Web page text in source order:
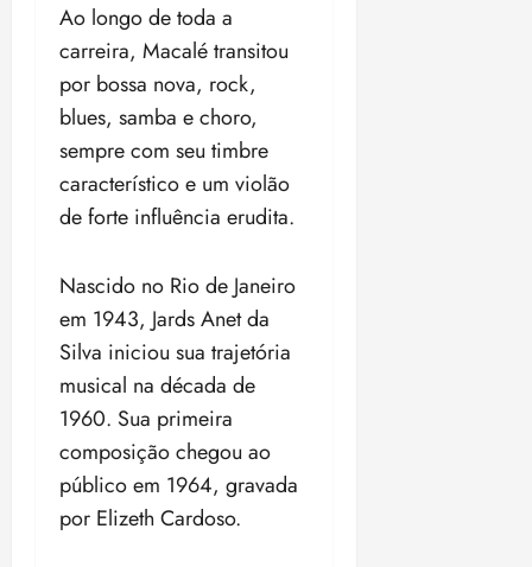
Ao longo de toda a
carreira, Macalé transitou
por bossa nova, rock,
blues, samba e choro,
sempre com seu timbre
característico e um violão
de forte influência erudita.
Nascido no Rio de Janeiro
em 1943, Jards Anet da
Silva iniciou sua trajetória
musical na década de
1960. Sua primeira
composição chegou ao
público em 1964, gravada
por Elizeth Cardoso.